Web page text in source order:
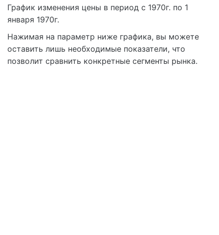
График изменения цены в период с 1970г. по 1
января 1970г.
Нажимая на параметр ниже графика, вы можете
оставить лишь необходимые показатели, что
позволит сравнить конкретные сегменты рынка.